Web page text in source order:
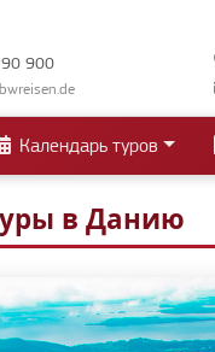
900
Календарь туров
в Данию